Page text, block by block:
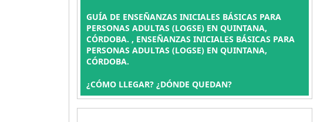
GUÍA DE ENSEÑANZAS INICIALES BÁSICAS PARA
PERSONAS ADULTAS (LOGSE) EN QUINTANA,
CÓRDOBA. , ENSEÑANZAS INICIALES BÁSICAS PARA
PERSONAS ADULTAS (LOGSE) EN QUINTANA,
CÓRDOBA.
¿CÓMO LLEGAR? ¿DÓNDE QUEDAN?